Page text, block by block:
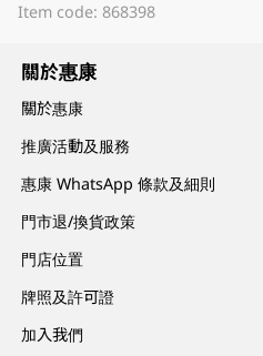
Item code: 868398
關於惠康
關於惠康
推廣活動及服務
惠康 WhatsApp 條款及細則
門市退/換貨政策
門店位置
牌照及許可證
加入我們